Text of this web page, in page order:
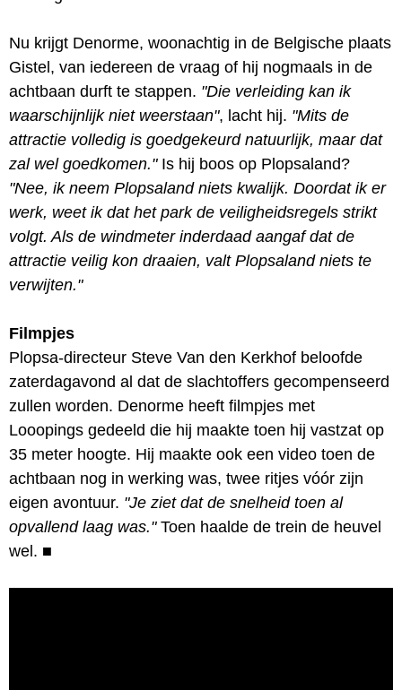
Nu krijgt Denorme, woonachtig in de Belgische plaats
Gistel, van iedereen de vraag of hij nogmaals in de
achtbaan durft te stappen. "Die verleiding kan ik
waarschijnlijk niet weerstaan", lacht hij. "Mits de
attractie volledig is goedgekeurd natuurlijk, maar dat
zal wel goedkomen."Is hij boos op Plopsaland?
"Nee, ik neem Plopsaland niets kwalijk. Doordat ik er
werk, weet ik dat het park de veiligheidsregels strikt
volgt. Als de windmeter inderdaad aangaf dat de
attractie veilig kon draaien, valt Plopsaland niets te
verwijten."
Filmpjes
Plopsa-directeur Steve Van den Kerkhof beloofde
zaterdagavond al dat de slachtoffers gecompenseerd
zullen worden. Denorme heeft filmpjes met
Looopings gedeeld die hij maakte toen hij vastzat op
35 meter hoogte. Hij maakte ook een video toen de
achtbaan nog in werking was, twee ritjes vóór zijn
eigen avontuur. "Je ziet dat de snelheid toen al
opvallend laag was."Toen haalde de trein de heuvel
wel. ■